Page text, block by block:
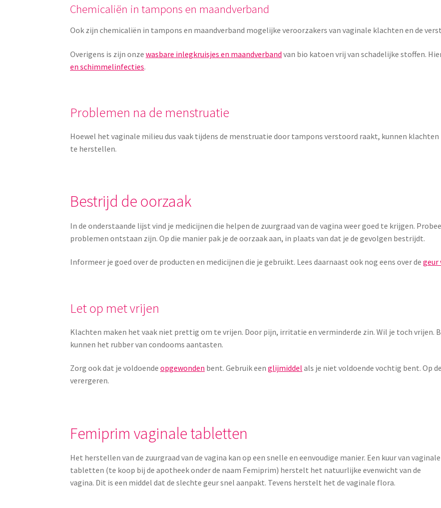
Chemicaliën in tampons en maandverband
Ook zijn chemicaliën in tampons en maandverband mogelijke veroorzakers van vaginale klachten en de
Overigens is zijn onzewasbare inlegkruisjes en maandverband van bio katoen vrij van schadelijke stoffen.
en schimmelinfecties.
Problemen na de menstruatie
Hoewel het vaginale milieu dus vaak tijdens de menstruatie door tampons verstoord raakt, kunnen
te herstellen.
Bestrijd de oorzaak
In de onderstaande lijst vind je medicijnen die helpen de zuurgraad van de vagina weer goed te krijgen.
problemen ontstaan zijn. Op die manier pak je de oorzaak aan, in plaats van dat je de gevolgen bestrijdt.
Informeer je goed over de producten en medicijnen die je gebruikt. Lees daarnaast ook nog eens over degeur
Let op met vrijen
Klachten maken het vaak niet prettig om te vrijen. Door pijn, irritatie en verminderde zin. Wil je toch vrijen.
kunnen het rubber van condooms aantasten.
Zorg ook dat je voldoendeopgewonden bent. Gebruik eenglijmiddel als je niet voldoende vochtig bent. Op
verergeren.
Femiprim vaginale tabletten
Het herstellen van de zuurgraad van de vagina kan op een snelle en eenvoudige manier. Een kuur van vaginale
tabletten (te koop bij de apotheek onder de naam Femiprim) herstelt het natuurlijke evenwicht van de
vagina. Dit is een middel dat de slechte geur snel aanpakt. Tevens herstelt het de vaginale flora.